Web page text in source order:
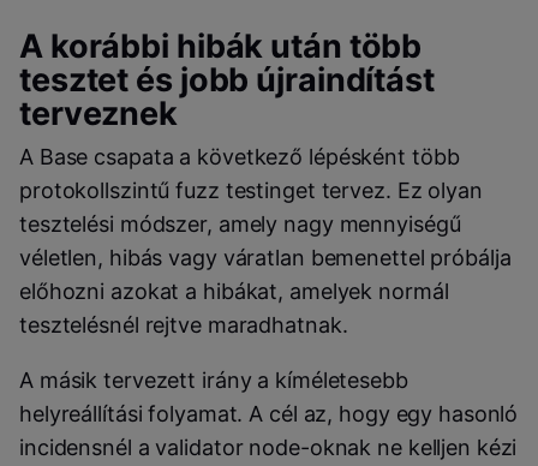
A korábbi hibák után több
tesztet és jobb újraindítást
terveznek
A Base csapata a következő lépésként több
protokollszintű fuzz testinget tervez. Ez olyan
tesztelési módszer, amely nagy mennyiségű
véletlen, hibás vagy váratlan bemenettel próbálja
előhozni azokat a hibákat, amelyek normál
tesztelésnél rejtve maradhatnak.
A másik tervezett irány a kíméletesebb
helyreállítási folyamat. A cél az, hogy egy hasonló
incidensnél a validator node-oknak ne kelljen kézi